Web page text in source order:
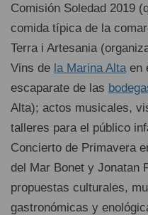
Comisión Soledad 2019
comida típica de la
Terra i Artesania
Vins de la Marina Altaen
escaparate de las
Alta); actos musicales,
talleres para el público
Concierto de Primavera
del Mar Bonet y Jonatan
propuestas culturales,
gastronómicas y